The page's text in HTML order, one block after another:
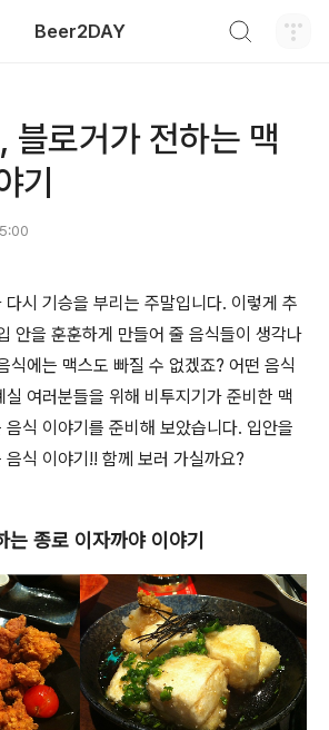
Beer2DAY
블로거가 전하는 맥
기
시 기승을 부리는 주말입니다. 이렇게 추
안을 훈훈하게 만들어 줄 음식들이 생각나
식에는 맥스도 빠질 수 없겠죠? 어떤 음식
여러분들을 위해 비투지기가 준비한 맥
식 이야기를 준비해 보았습니다. 입안을
식 이야기!! 함께 보러 가실까요?
는 종로 이자까야 이야기